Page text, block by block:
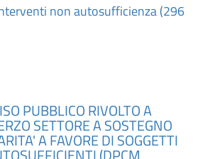
non autosufficienza (296
PUBBLICO RIVOLTO A
SETTORE A SOSTEGNO
A FAVORE DI SOGGETTI